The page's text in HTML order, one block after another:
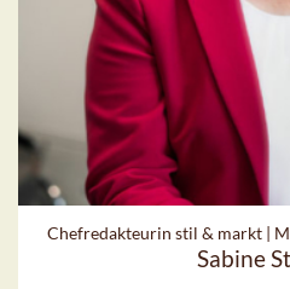
Chefredakteurin stil & markt |
Sabine